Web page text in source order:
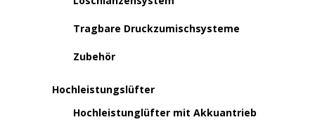
Tragbare Druckzumischsysteme
Zubehör
Hochleistungslüfter
Hochleistunglüfter mit Akkuantrieb